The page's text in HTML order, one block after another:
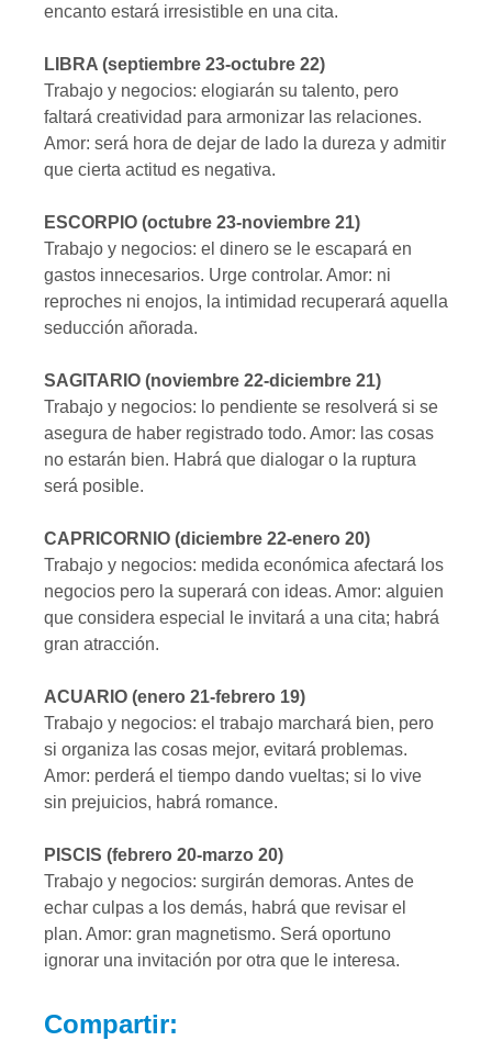
encanto estará irresistible en una cita.
LIBRA (septiembre 23-octubre 22)
Trabajo y negocios: elogiarán su talento, pero
faltará creatividad para armonizar las relaciones.
Amor: será hora de dejar de lado la dureza y admitir
que cierta actitud es negativa.
ESCORPIO (octubre 23-noviembre 21)
Trabajo y negocios: el dinero se le escapará en
gastos innecesarios. Urge controlar. Amor: ni
reproches ni enojos, la intimidad recuperará aquella
seducción añorada.
SAGITARIO (noviembre 22-diciembre 21)
Trabajo y negocios: lo pendiente se resolverá si se
asegura de haber registrado todo. Amor: las cosas
no estarán bien. Habrá que dialogar o la ruptura
será posible.
CAPRICORNIO (diciembre 22-enero 20)
Trabajo y negocios: medida económica afectará los
negocios pero la superará con ideas. Amor: alguien
que considera especial le invitará a una cita; habrá
gran atracción.
ACUARIO (enero 21-febrero 19)
Trabajo y negocios: el trabajo marchará bien, pero
si organiza las cosas mejor, evitará problemas.
Amor: perderá el tiempo dando vueltas; si lo vive
sin prejuicios, habrá romance.
PISCIS (febrero 20-marzo 20)
Trabajo y negocios: surgirán demoras. Antes de
echar culpas a los demás, habrá que revisar el
plan. Amor: gran magnetismo. Será oportuno
ignorar una invitación por otra que le interesa.
Compartir: